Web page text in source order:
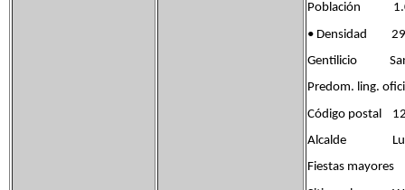
Población
• Densidad
Gentilicio
Predom. ling.
Código postal
Alcalde Luis
Fiestas